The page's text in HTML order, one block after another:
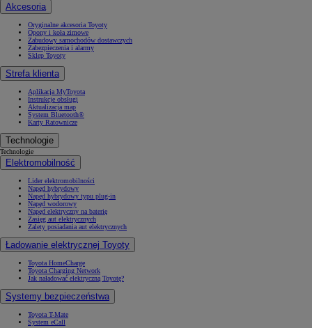
Akcesoria
Oryginalne akcesoria Toyoty
Opony i koła zimowe
Zabudowy samochodów dostawczych
Zabezpieczenia i alarmy
Sklep Toyoty
Strefa klienta
Aplikacja MyToyota
Instrukcje obsługi
Aktualizacja map
System Bluetooth®
Karty Ratownicze
Technologie
Technologie
Elektromobilność
Lider elektromobilności
Napęd hybrydowy
Napęd hybrydowy typu plug-in
Napęd wodorowy
Napęd elektryczny na baterię
Zasięg aut elektrycznych
Zalety posiadania aut elektrycznych
Ładowanie elektrycznej Toyoty
Toyota HomeCharge
Toyota Charging Network
Jak naładować elektryczną Toyotę?
Systemy bezpieczeństwa
Toyota T-Mate
System eCall